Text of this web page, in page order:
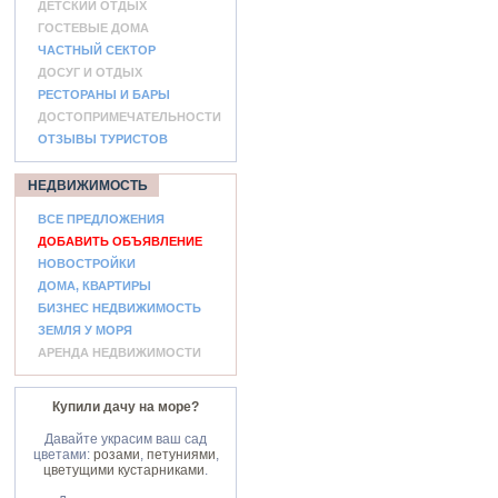
ДЕТСКИЙ ОТДЫХ
ГОСТЕВЫЕ ДОМА
ЧАСТНЫЙ СЕКТОР
ДОСУГ И ОТДЫХ
РЕСТОРАНЫ И БАРЫ
ДОСТОПРИМЕЧАТЕЛЬНОСТИ
ОТЗЫВЫ ТУРИСТОВ
НЕДВИЖИМОСТЬ
ВСЕ ПРЕДЛОЖЕНИЯ
ДОБАВИТЬ ОБЪЯВЛЕНИЕ
НОВОСТРОЙКИ
ДОМА, КВАРТИРЫ
БИЗНЕС НЕДВИЖИМОСТЬ
ЗЕМЛЯ У МОРЯ
АРЕНДА НЕДВИЖИМОСТИ
Купили дачу на море?
Давайте украсим ваш сад
цветами: розами, петуниями,
цветущими кустарниками.